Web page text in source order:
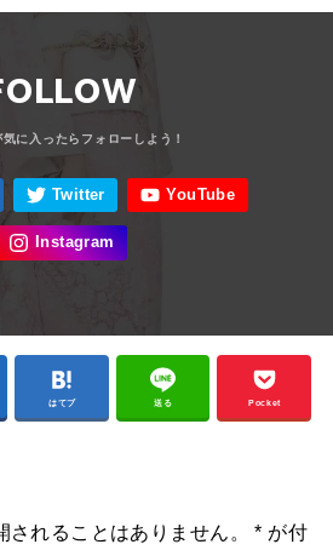
はてブ 送る Pocket
されることはありません。 * が付